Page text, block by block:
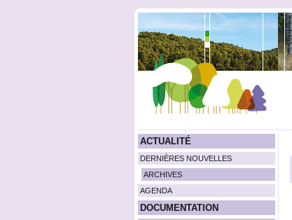
ACTUALITÉ
DERNIÈRES NOUVELLES
ARCHIVES
AGENDA
DOCUMENTATION